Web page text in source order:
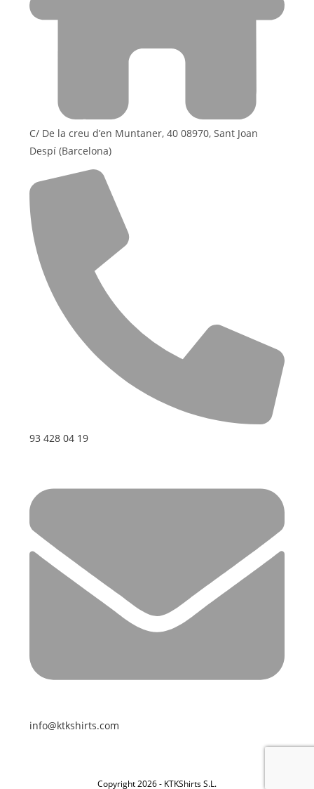
C/ De la creu d’en Muntaner, 40 08970, Sant Joan
Despí (Barcelona)
93 428 04 19
info@ktkshirts.com
Copyright 2026 - KTKShirts S.L.